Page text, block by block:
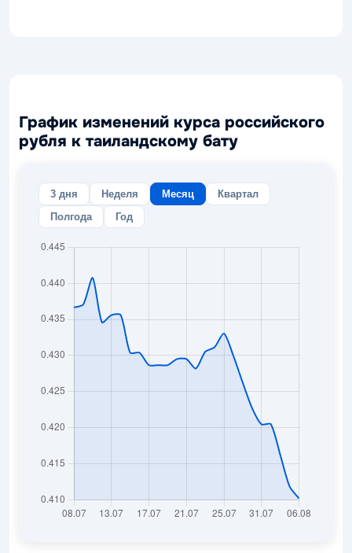
График изменений курса российского
рубля к таиландскому бату
3 дня Неделя Месяц
Квартал
Полгода
Год